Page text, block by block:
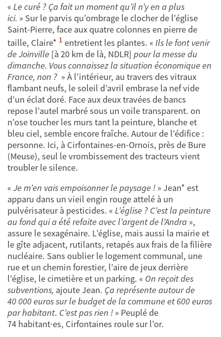
« Le curé ? Ça fait un moment qu’il n’y en a plus
ici. » Sur le parvis qu’ombrage le clocher de l’église
Saint-Pierre, face aux quatre colonnes en pierre de
taille, Claire* 1 entretient les plantes. « Ils le font venir
de Joinville [à 20 km de là, NDLR] pour la messe du
dimanche. Vous connaissez la situation économique en
France, non ? » À l’intérieur, au travers des vitraux
flambant neufs, le soleil d’avril embrase la nef vide
d’un éclat doré. Face aux deux travées de bancs
repose l’autel marbré sous un voile transparent. on
n’ose toucher les murs tant la peinture, blanche et
bleu ciel, semble encore fraîche. Autour de l’édifice :
personne. Ici, à Cirfontaines-en-Ornois, près de Bure
(Meuse), seul le vrombissement des tracteurs vient
troubler le silence.
« Je m’en vais empoisonner le paysage ! » Jean* est
apparu dans un vieil engin rouge attelé à un
pulvérisateur à pesticides. « L’église ? C’est la peinture
au fond qui a été refaite avec l’argent de l’Andra »,
assure le sexagénaire. L’église, mais aussi la mairie et
le gîte adjacent, rutilants, retapés aux frais de la filière
nucléaire. Sans oublier le logement communal, une
rue et un chemin forestier, l’aire de jeux derrière
l’église, le cimetière et un parking. « On reçoit des
subventions, ajoute Jean. Ça représente autour de
40 000 euros sur le budget de la commune et 600 euros
par habitant. C’est pas rien ! » Peuplé de
74 habitant·es, Cirfontaines roule sur l’or.